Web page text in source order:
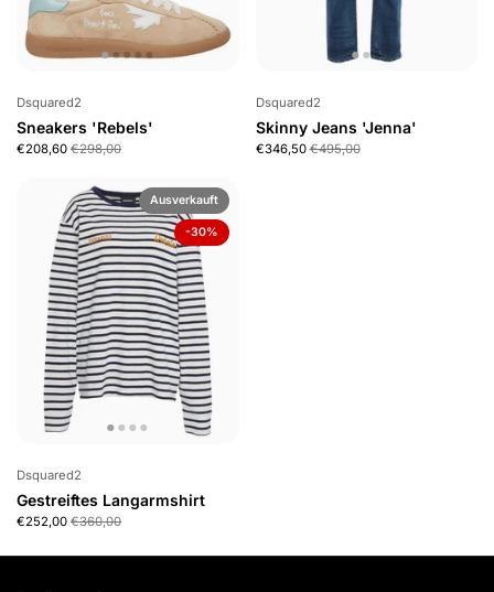
Dsquared2
Sneakers 'Rebels'
€208,60 €298,00
Dsquared2
Skinny Jeans 'Jenna'
€346,50 €495,00
Dsquared2
Gestreiftes Langarmshirt
€252,00 €360,00
Ausverkauft
-30%